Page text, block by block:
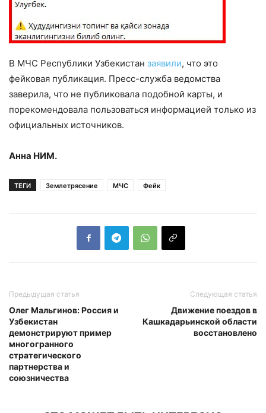
В МЧС Республики Узбекистан заявили, что это
фейковая публикация. Пресс-служба ведомства
заверила, что не публиковала подобной карты, и
порекомендовала пользоваться информацией только из
официальных источников.
Анна НИМ.
ТЕГИ Землетрясение МЧС Фейк
Предыдущая статья
Олег Мальгинов: Россия и
Узбекистан
демонстрируют пример
многогранного
стратегического
партнерства и
союзничества
Следующая статья
Движение поездов в
Кашкадарьинской области
восстановлено